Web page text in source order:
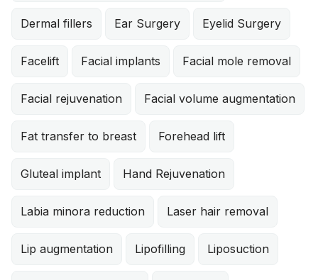
Dermal fillers Ear Surgery Eyelid Surgery
Facelift Facial implants Facial mole removal
Facial rejuvenation Facial volume augmentation
Fat transfer to breast Forehead lift
Gluteal implant Hand Rejuvenation
Labia minora reduction Laser hair removal
Lip augmentation Lipofilling Liposuction